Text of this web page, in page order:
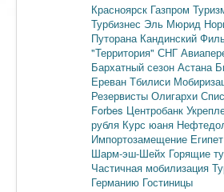
Красноярск Газпром
Турбизнес Эль Мюрид
Путорана Кандинский
"Территория" СНГ
Бархатный сезон Астана
Ереван Тбилиси
Резервисты Олигархи
Forbes Центробанк
рубля Курс юаня
Импортозамещение Египет
Шарм-эш-Шейх Горящие
Частичная мобилизация
Германию Гостиницы